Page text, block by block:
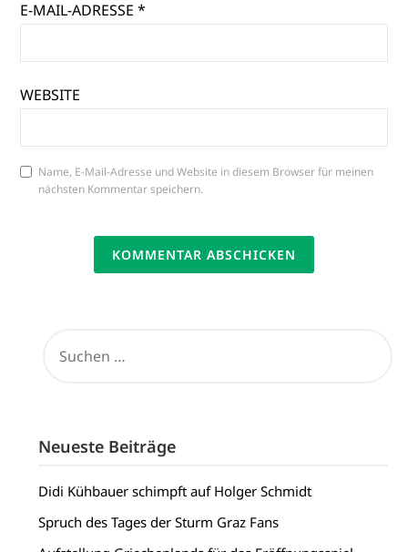
E-MAIL-ADRESSE*
WEBSITE
Name, E-Mail-Adresse und Website in diesem Browser für meinen
nächsten Kommentar speichern.
NACH:
Neueste Beiträge
Didi Kühbauer schimpft auf Holger Schmidt
Spruch des Tages der Sturm Graz Fans